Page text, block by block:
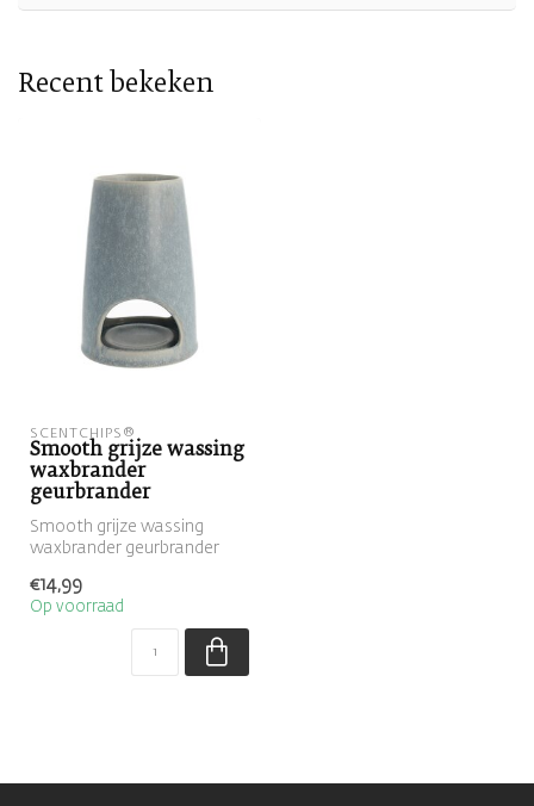
Recent bekeken
SCENTCHIPS®
Smooth grijze wassing
waxbrander
geurbrander
Smooth grijze wassing
waxbrander geurbrander
€14,99
Op voorraad